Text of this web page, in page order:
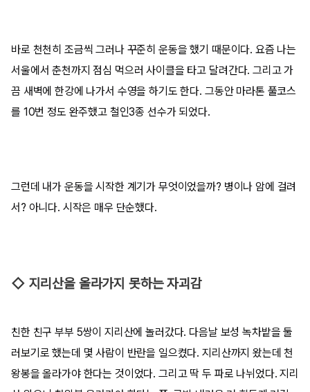
바로 천천히 조금씩 그러나 꾸준히 운동을 했기 때문이다. 요즘 나는
서울에서 춘천까지 점심 먹으러 사이클을 타고 달려간다. 그리고 가
끔 새벽에 한강에 나가서 수영을 하기도 한다. 그동안 마라톤 풀코스
를 10번 정도 완주했고 철인3종 선수가 되었다.
그런데 내가 운동을 시작한 계기가 무엇이었을까? 병이나 암에 걸려
서? 아니다. 시작은 매우 단순했다.
◇ 지리산을 올라가지 못하는 자괴감
친한 친구 부부 5쌍이 지리산에 놀러갔다. 다음날 보성 녹차밭을 둘
러보기로 했는데 몇 사람이 반란을 일으켰다. 지리산까지 왔는데 천
왕봉을 올라가야 한다는 것이었다. 그리고 딱 두 파로 나뉘었다. 지리